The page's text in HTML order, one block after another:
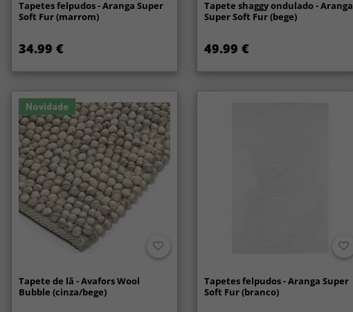
Tapetes felpudos - Aranga Super
Soft Fur (marrom)
34.99 €
Tapete shaggy ondulado - Aranga
Super Soft Fur (bege)
49.99 €
Novidade
Tapete de lã - Avafors Wool
Bubble (cinza/bege)
Tapetes felpudos - Aranga Super
Soft Fur (branco)